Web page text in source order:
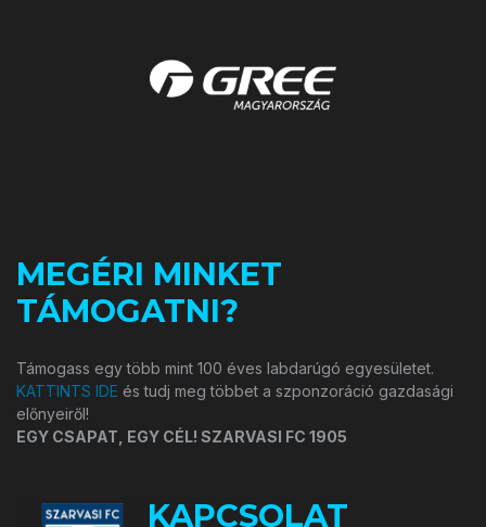
MEGÉRI MINKET
TÁMOGATNI?
Támogass egy több mint 100 éves labdarúgó egyesületet.
KATTINTS IDE és tudj meg többet a szponzoráció gazdasági
előnyeiről!
EGY CSAPAT, EGY CÉL! SZARVASI FC 1905
KAPCSOLAT